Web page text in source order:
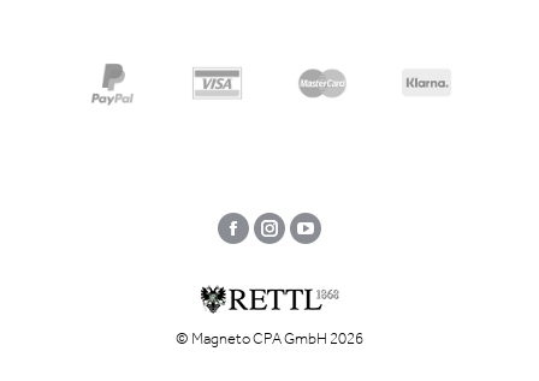
Facebook
InstagramYouTube
© Magneto CPA GmbH 2026